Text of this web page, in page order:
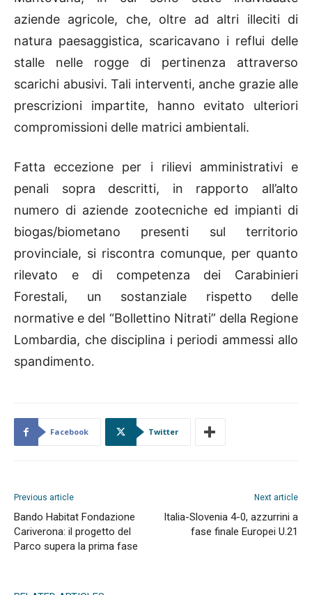
aziende agricole, che, oltre ad altri illeciti di
natura paesaggistica, scaricavano i reflui delle
stalle nelle rogge di pertinenza attraverso
scarichi abusivi. Tali interventi, anche grazie alle
prescrizioni impartite, hanno evitato ulteriori
compromissioni delle matrici ambientali.
Fatta eccezione per i rilievi amministrativi e
penali sopra descritti, in rapporto all’alto
numero di aziende zootecniche ed impianti di
biogas/biometano presenti sul territorio
provinciale, si riscontra comunque, per quanto
rilevato e di competenza dei Carabinieri
Forestali, un sostanziale rispetto delle
normative e del “Bollettino Nitrati” della Regione
Lombardia, che disciplina i periodi ammessi allo
spandimento.
Facebook Twitter
Previous article
Bando Habitat Fondazione
Cariverona: il progetto del
Parco supera la prima fase
Next article
Italia-Slovenia 4-0, azzurrini a
fase finale Europei U.21